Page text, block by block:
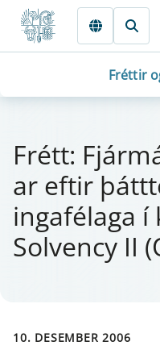
Fara beint í Meginmál
Fréttir
Frétt:
ar eft­ir
inga­félaga
Sol­vency II
10. DESEMBER 2006